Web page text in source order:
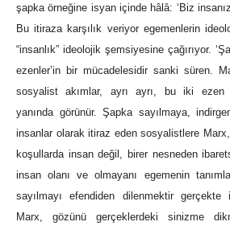
şapka örneğine isyan içinde hâlâ: ‘Biz
Bu itiraza karşılık veriyor egemenlerin
“insanlık” ideolojik şemsiyesine çağırıyor.
ezenler’in bir mücadelesidir sanki süren.
sosyalist akımlar, ayrı ayrı, bu iki ezen
yanında görünür. Şapka sayılmaya,
insanlar olarak itiraz eden sosyalistlere Marx,
koşullarda insan değil, birer nesneden
insan olanı ve olmayanı egemenin
sayılmayı efendiden dilenmektir gerçekte
Marx, gözünü gerçeklerdeki sinizme